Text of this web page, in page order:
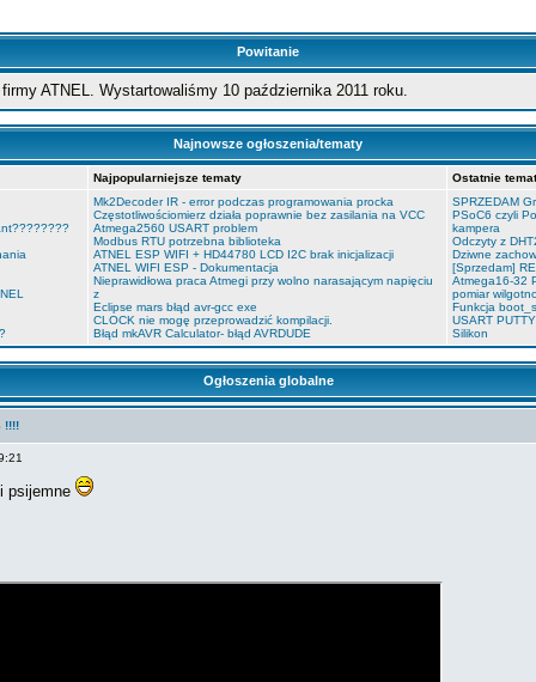
Powitanie
ATNEL. Wystartowaliśmy 10 października 2011 roku.
Najnowsze ogłoszenia/tematy
Najpopularniejsze tematy Ostatnie
Mk2Decoder IR - error podczas programowania procka
Częstotliwościomierz działa poprawnie bez zasilania na VCC
Atmega2560 USART problem
Modbus RTU potrzebna biblioteka
ATNEL ESP WIFI + HD44780 LCD I2C brak inicjalizacji
ATNEL WIFI ESP - Dokumentacja
Nieprawidłowa praca Atmegi przy wolno narasającym napięciu
z
Eclipse mars błąd avr-gcc exe
CLOCK nie mogę przeprowadzić kompilacji.
Błąd mkAVR Calculator- błąd AVRDUDE
SPRZEDAM
PSoC6 czyli
kampera
Odczyty z
Dziwne
[Sprzedam]
Atmega16-32
pomiar
Funkcja
USART
Silikon
Ogłoszenia globalne
!!!!
psijemne